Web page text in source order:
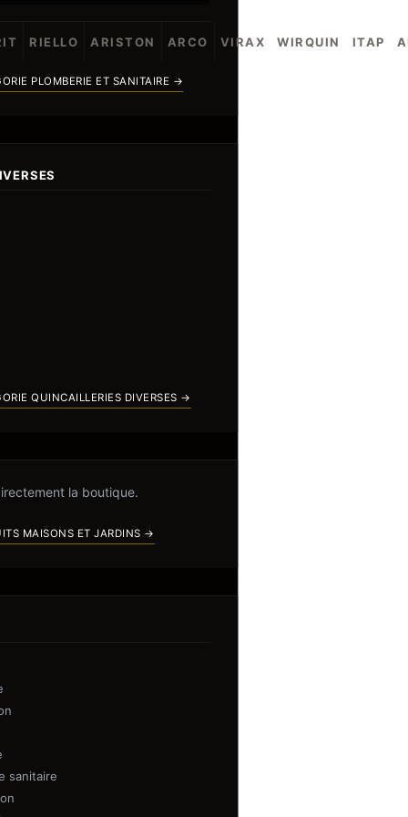
RIELLO ARISTON ARCO VIRAX WIRQUIN ITAP
PLOMBERIE ET SANITAIRE →
QUINCAILLERIES DIVERSES →
la boutique.
MAISONS ET JARDINS →
sanitaire